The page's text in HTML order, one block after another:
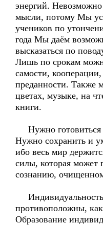
энергий.
мысли, потому Мы
учеников по
года Мы даём
высказаться по
Лишь по срокам
самости,
преданности. Также
цветах, музыке, на
книги.
Нужно готовиться
Нужно сохранить и
ибо весь мир
силы, которая может
сознанию,
Индивидуальность
противоположны,
Образование